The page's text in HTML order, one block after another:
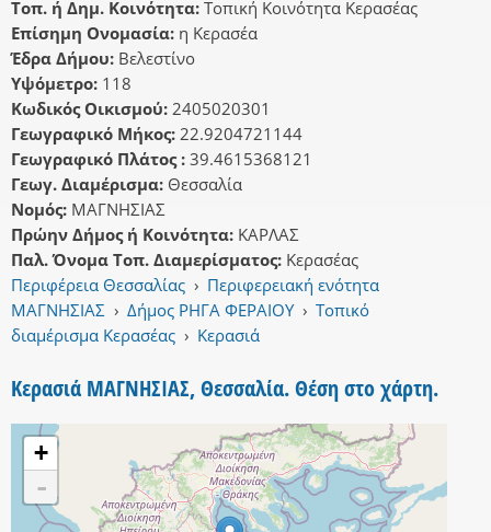
Τοπ. ή Δημ. Κοινότητα: Τοπική Κοινότητα Κερασέας
Επίσημη Ονομασία: η Κερασέα
Έδρα Δήμου: Βελεστίνο
Υψόμετρο: 118
Κωδικός Οικισμού: 2405020301
Γεωγραφικό Μήκος: 22.9204721144
Γεωγραφικό Πλάτος : 39.4615368121
Γεωγ. Διαμέρισμα: Θεσσαλία
Νομός: ΜΑΓΝΗΣΙΑΣ
Πρώην Δήμος ή Κοινότητα: ΚΑΡΛΑΣ
Παλ. Όνομα Τοπ. Διαμερίσματος: Κερασέας
Περιφέρεια Θεσσαλίας › Περιφερειακή ενότητα
ΜΑΓΝΗΣΙΑΣ › Δήμος ΡΗΓΑ ΦΕΡΑΙΟΥ › Τοπικό
διαμέρισμα Κερασέας › Κερασιά
Κερασιά ΜΑΓΝΗΣΙΑΣ, Θεσσαλία. Θέση στο χάρτη.
+
-